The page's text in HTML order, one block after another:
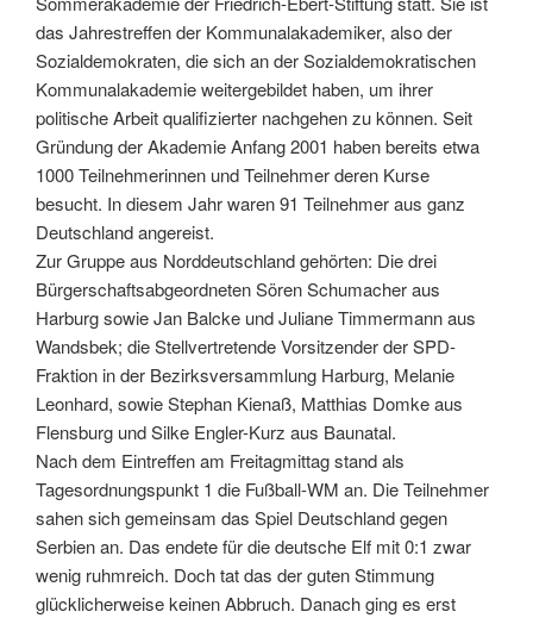
das Jahrestreffen der Kommunalakademiker, also der
Sozialdemokraten, die sich an der Sozialdemokratischen
Kommunalakademie weitergebildet haben, um ihrer
politische Arbeit qualifizierter nachgehen zu können. Seit
Gründung der Akademie Anfang 2001 haben bereits etwa
1000 Teilnehmerinnen und Teilnehmer deren Kurse
besucht. In diesem Jahr waren 91 Teilnehmer aus ganz
Deutschland angereist.
Zur Gruppe aus Norddeutschland gehörten: Die drei
Bürgerschaftsabgeordneten Sören Schumacher aus
Harburg sowie Jan Balcke und Juliane Timmermann aus
Wandsbek; die Stellvertretende Vorsitzender der SPD-
Fraktion in der Bezirksversammlung Harburg, Melanie
Leonhard, sowie Stephan Kienaß, Matthias Domke aus
Flensburg und Silke Engler-Kurz aus Baunatal.
Nach dem Eintreffen am Freitagmittag stand als
Tagesordnungspunkt 1 die Fußball-WM an. Die Teilnehmer
sahen sich gemeinsam das Spiel Deutschland gegen
Serbien an. Das endete für die deutsche Elf mit 0:1 zwar
wenig ruhmreich. Doch tat das der guten Stimmung
glücklicherweise keinen Abbruch. Danach ging es erst